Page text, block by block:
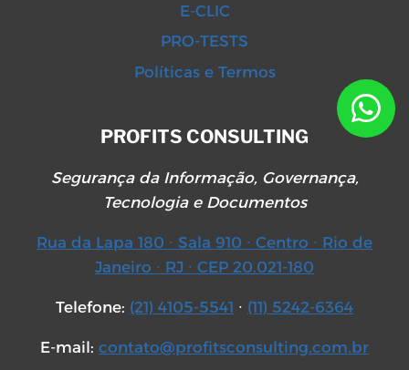
E-CLIC
PRO-TESTS
Políticas e Termos
PROFITS CONSULTING
Segurança da Informação, Governança,
Tecnologia e Documentos
Rua da Lapa 180 ∙ Sala 910 ∙ Centro ∙ Rio de
Janeiro ∙ RJ ∙ CEP 20.021-180
Telefone: (21) 4105-5541 ∙ (11) 5242-6364
E-mail: contato@profitsconsulting.com.br